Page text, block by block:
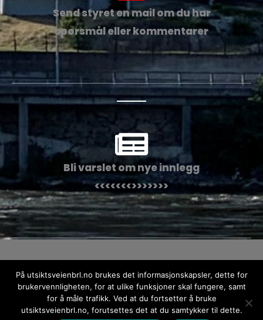
Send styret en mail om du har
spørsmål eller kommentarer
Bli varslet om nye innlegg
<<<<<<<>>>>>>>
Personvernerklæring
På utsiktsveienbrl.no brukes det informasjonskapsler, dette for
brukervennligheten, for at ulike funksjoner skal fungere, samt
for å måle trafikk. Ved at du fortsetter å bruke
utsiktsveienbrl.no, forutsettes det at du samtykker til dette.